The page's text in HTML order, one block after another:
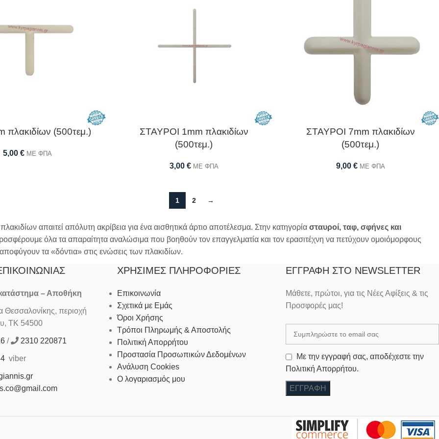
πλακιδίων (500τεμ.)
5,00 € ΜΕ ΦΠΑ
ΣΤΑΥΡΟΙ 1mm πλακιδίων
(500τεμ.)
3,00 € ΜΕ ΦΠΑ
ΣΤΑΥΡΟΙ 7mm πλακιδίων
(500τεμ.)
9,00 € ΜΕ ΦΠΑ
1 2 →
απαιτεί απόλυτη ακρίβεια για ένα αισθητικά άρτιο αποτέλεσμα. Στην κατηγορία σταυροί, ταφ, σφήνες και
όλα τα απαραίτητα αναλώσιμα που βοηθούν τον επαγγελματία και τον ερασιτέχνη να πετύχουν ομοιόμορφους
τα «δόντια» στις ενώσεις των πλακιδίων.
– Αποθήκη
περιοχή
ΤΚ 54500
/ 2310 220871
viber
ΧΡΉΣΙΜΕΣ ΠΛΗΡΟΦΟΡΊΕΣ
Επικοινωνία
Σχετικά με Εμάς
Όροι Χρήσης
Τρόποι Πληρωμής & Αποστολής
Πολιτική Απορρήτου
Προστασία Προσωπικών Δεδομένων
Ανάλυση Cookies
Ο λογαριασμός μου
ΕΓΓΡΑΦΉ ΣΤΟ NEWSLETTER
Μάθετε, πρώτοι, για τις Νέες Αφίξεις & τις
Προσφορές μας!
Με την εγγραφή σας, αποδέχεστε την
Πολιτική Απορρήτου.